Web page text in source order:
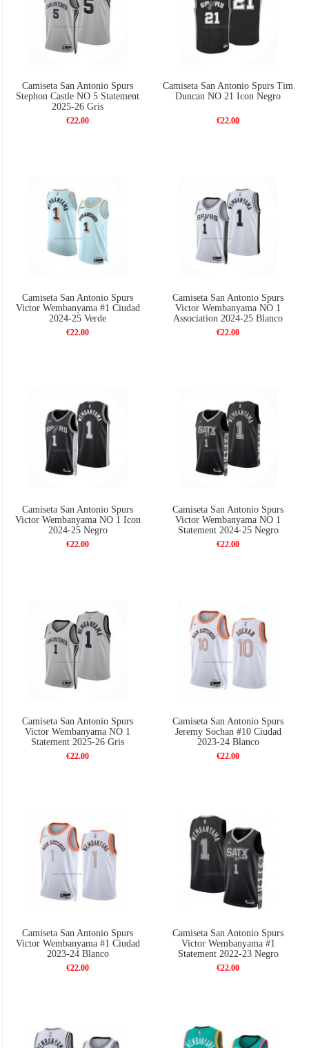
Camiseta San Antonio Spurs
Stephon Castle NO 5 Statement
2025-26 Gris
€22.00
Camiseta San Antonio Spurs Tim
Duncan NO 21 Icon Negro
€22.00
Camiseta San Antonio Spurs
Victor Wembanyama #1 Ciudad
2024-25 Verde
€22.00
Camiseta San Antonio Spurs
Victor Wembanyama NO 1
Association 2024-25 Blanco
€22.00
Camiseta San Antonio Spurs
Victor Wembanyama NO 1 Icon
2024-25 Negro
€22.00
Camiseta San Antonio Spurs
Victor Wembanyama NO 1
Statement 2024-25 Negro
€22.00
Camiseta San Antonio Spurs
Victor Wembanyama NO 1
Statement 2025-26 Gris
€22.00
Camiseta San Antonio Spurs
Jeremy Sochan #10 Ciudad
2023-24 Blanco
€22.00
Camiseta San Antonio Spurs
Victor Wembanyama #1 Ciudad
2023-24 Blanco
€22.00
Camiseta San Antonio Spurs
Victor Wembanyama #1
Statement 2022-23 Negro
€22.00